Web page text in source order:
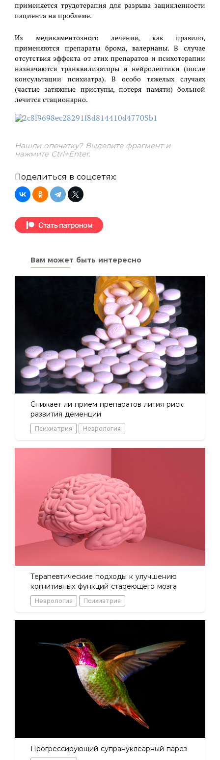
применяется трудотерапия для разрыва зацикленности
пациента на проблеме.
Из медикаментозного лечения, как правило,
применяются препараты брома, валерианы. В случае
отсутствия эффекта от этих препаратов и психотерапии
назначаются транквилизаторы и нейролептики (после
консультации психиатра). В особо тяжелых случаях
(частые затяжные приступы, потеря памяти) больной
лечится стационарно.
Нашли опечатку? Выделите фрагмент и
нажмите Ctrl+Enter.
Поделиться в соцсетях:
Вам может быть интересно
Снижает ли прием препаратов лития риск
развития деменции
Психиатрия Неврология
Терапевтические подходы к улучшению
когнитивных функций стареющего мозга
Неврология Психиатрия
Прогрессирующий супрануклеарный парез